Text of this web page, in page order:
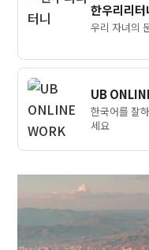
한우리리터
우리 자녀의
UB
한국어를 잘
세요